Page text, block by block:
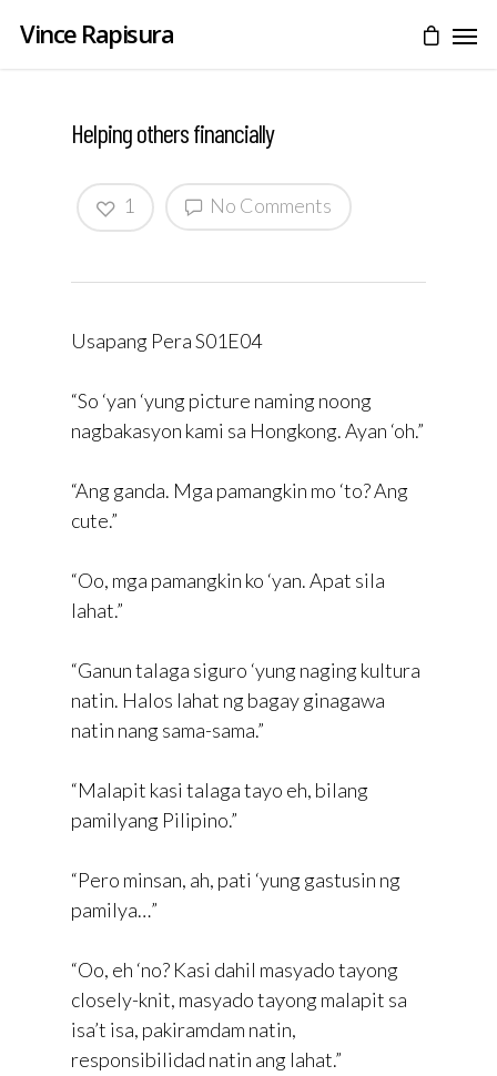
Vince Rapisura
Helping others financially
No Comments
1
Usapang Pera S01E04
“So ‘yan ‘yung picture naming noong
nagbakasyon kami sa Hongkong. Ayan ‘oh.”
“Ang ganda. Mga pamangkin mo ‘to? Ang
cute.”
“Oo, mga pamangkin ko ‘yan. Apat sila
lahat.”
“Ganun talaga siguro ‘yung naging kultura
natin. Halos lahat ng bagay ginagawa
natin nang sama-sama.”
“Malapit kasi talaga tayo eh, bilang
pamilyang Pilipino.”
“Pero minsan, ah, pati ‘yung gastusin ng
pamilya…”
“Oo, eh ‘no? Kasi dahil masyado tayong
closely-knit, masyado tayong malapit sa
isa’t isa, pakiramdam natin,
responsibilidad natin ang lahat.”